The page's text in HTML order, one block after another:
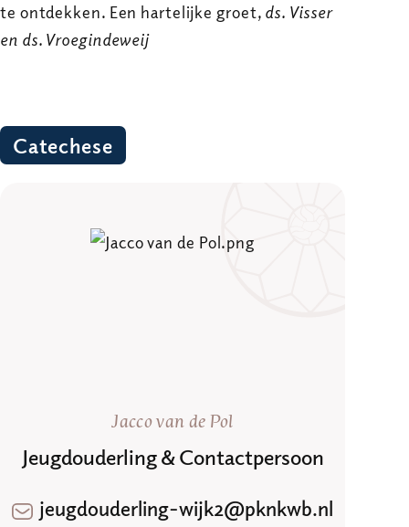
te ontdekken. Een hartelijke groet, ds. Visser
en ds. Vroegindeweij
Catechese
Jacco van de Pol
Jeugdouderling & Contactpersoon
jeugdouderling-wijk2@pknkwb.nl